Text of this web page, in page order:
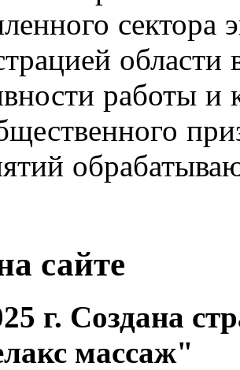
сектора
работы и
сайте
г. Создана
массаж"